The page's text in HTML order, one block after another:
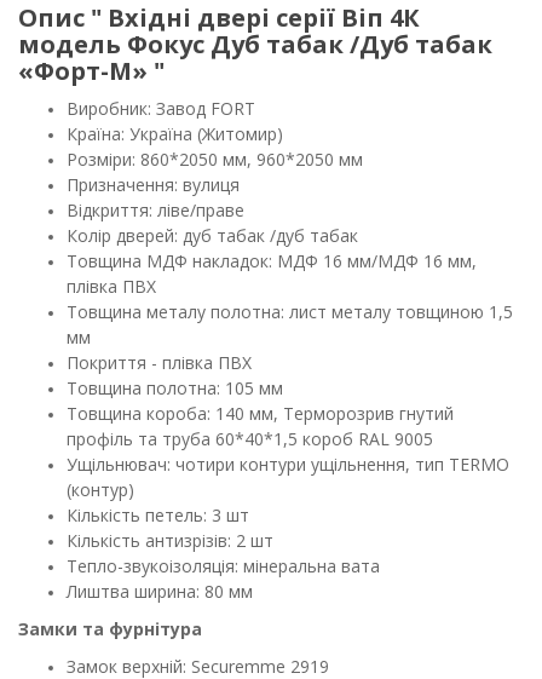
Опис " Вхідні двері серії Віп 4К
модель Фокус Дуб табак /Дуб табак
«Форт-М» "
Виробник: Завод FORT
Країна: Україна (Житомир)
Розміри: 860*2050 мм, 960*2050 мм
Призначення: вулиця
Відкриття: ліве/праве
Колір дверей: дуб табак /дуб табак
Товщина МДФ накладок: МДФ 16 мм/МДФ 16 мм,
плівка ПВХ
Товщина металу полотна: лист металу товщиною 1,5
мм
Покриття - плівка ПВХ
Товщина полотна: 105 мм
Товщина короба: 140 мм, Терморозрив гнутий
профіль та труба 60*40*1,5 короб RAL 9005
Ущільнювач: чотири контури ущільнення, тип TERMO
(контур)
Кількість петель: 3 шт
Кількість антизрізів: 2 шт
Тепло-звукоізоляція: мінеральна вата
Лиштва ширина: 80 мм
Замки та фурнітура
Замок верхній: Securemme 2919